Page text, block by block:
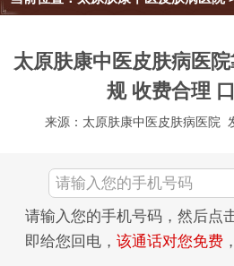
太原肤康中医皮肤病医
规 收费合理
来源：太原肤康中医皮肤病医院
请输入您的手机号码，然后点
即给您回电， 该通话对您免费